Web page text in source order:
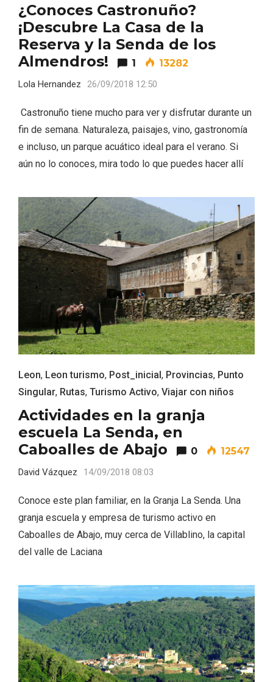
¿Conoces Castronuño?
¡Descubre La Casa de la
Reserva y la Senda de los
Almendros!
1 13282
Lola Hernandez 26/09/2018 12:50
Castronuño tiene mucho para ver y disfrutar durante un
fin de semana. Naturaleza, paisajes, vino, gastronomía
e incluso, un parque acuático ideal para el verano. Si
aún no lo conoces, mira todo lo que puedes hacer allí
Leon, Leon turismo, Post_inicial , Provincias, Punto
Singular, Rutas, Turismo Activo, Viajar con niños
Actividades en la granja
escuela La Senda, en
Caboalles de Abajo
0 12547
David Vázquez 14/09/2018 08:03
Conoce este plan familiar, en la Granja La Senda. Una
granja escuela y empresa de turismo activo en
Caboalles de Abajo, muy cerca de Villablino, la capital
del valle de Laciana
Fiesta de los Fueros 2026 de Sepúlveda
y Feria de Artesanía
Velay, una imagen renovada para el
vermouth de Valladolid